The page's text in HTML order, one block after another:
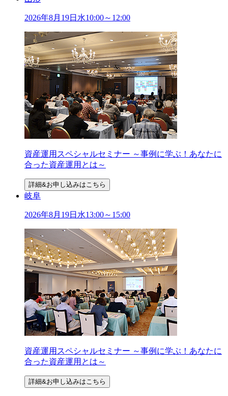
2026年8月 19日 水10:00～12:00
資産運用スペシャルセミナー ～事例に学ぶ！あなたに
合った資産運用とは～
詳細&お申し込みはこちら
岐阜
2026年8月 19日 水13:00～15:00
資産運用スペシャルセミナー ～事例に学ぶ！あなたに
合った資産運用とは～
詳細&お申し込みはこちら